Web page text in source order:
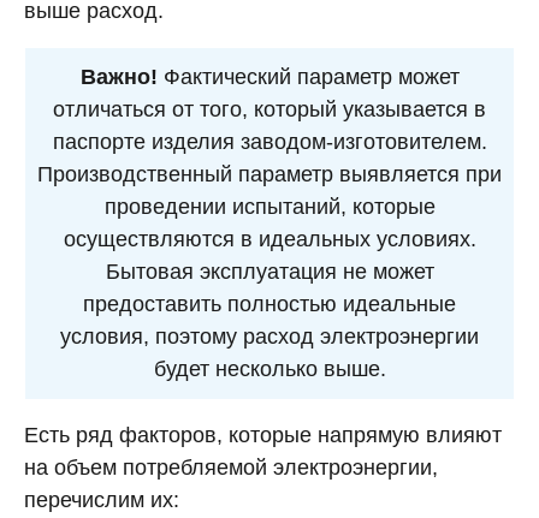
выше расход.
Важно! Фактический параметр может
отличаться от того, который указывается в
паспорте изделия заводом-изготовителем.
Производственный параметр выявляется при
проведении испытаний, которые
осуществляются в идеальных условиях.
Бытовая эксплуатация не может
предоставить полностью идеальные
условия, поэтому расход электроэнергии
будет несколько выше.
Есть ряд факторов, которые напрямую влияют
на объем потребляемой электроэнергии,
перечислим их: